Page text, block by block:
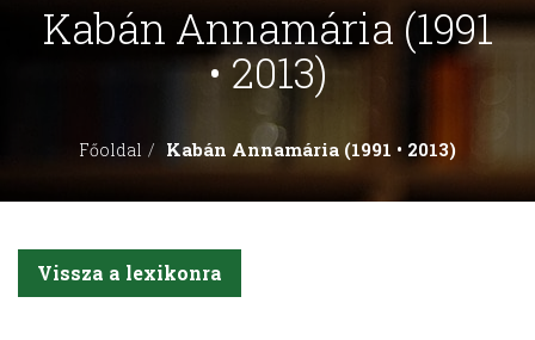
Kabán Annamária (1991
• 2013)
Főoldal Kabán Annamária (1991 • 2013)
Vissza a lexikonra